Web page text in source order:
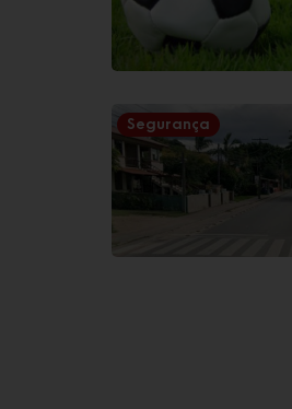
Segurança